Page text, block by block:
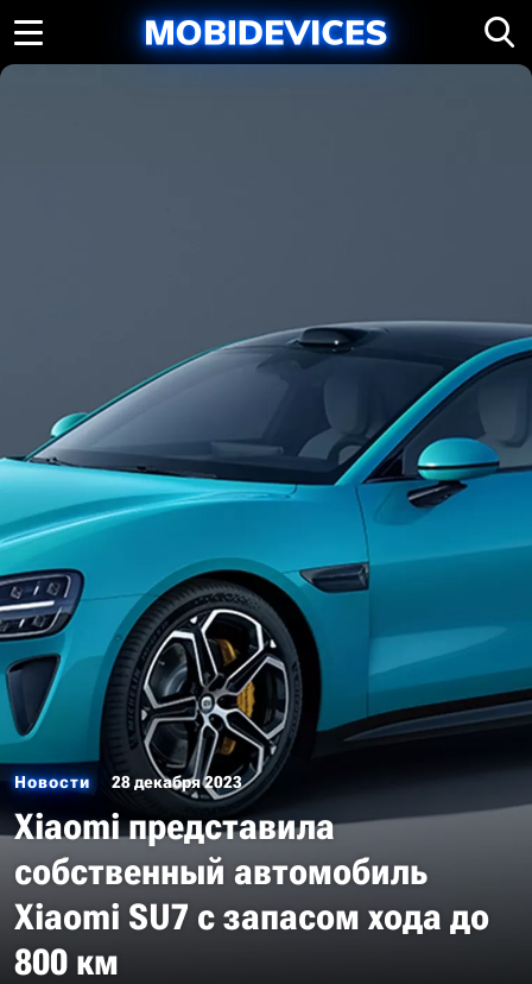
Новости 28 декабря 2023
Xiaomi представила
собственный автомобиль
Xiaomi SU7 с запасом хода до
800 км